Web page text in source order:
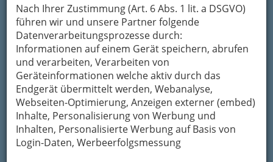
Nach Ihrer Zustimmung (Art. 6 Abs. 1 lit. a DSGVO)
führen wir und unsere Partner folgende
Datenverarbeitungsprozesse durch:
Informationen auf einem Gerät speichern, abrufen
und verarbeiten, Verarbeiten von
Geräteinformationen welche aktiv durch das
Endgerät übermittelt werden, Webanalyse,
Webseiten-Optimierung, Anzeigen externer (embed)
Inhalte, Personalisierung von Werbung und
Inhalten, Personalisierte Werbung auf Basis von
Login-Daten, Werbeerfolgsmessung
Mein Name
Meine Email Adresse
Mein Betreff
Meine Nachricht